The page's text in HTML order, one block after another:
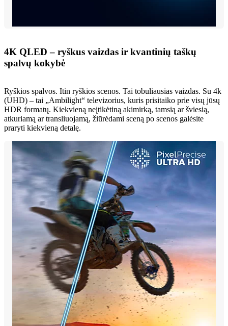
4K QLED – ryškus vaizdas ir kvantinių taškų
spalvų kokybė
Ryškios spalvos. Itin ryškios scenos. Tai tobuliausias vaizdas. Su 4k
(UHD) – tai „Ambilight“ televizorius, kuris prisitaiko prie visų jūsų
HDR formatų. Kiekvieną neįtikėtiną akimirką, tamsią ar šviesią,
atkuriamą ar transliuojamą, žiūrėdami sceną po scenos galėsite
praryti kiekvieną detalę.